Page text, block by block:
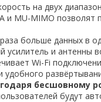
на двух
и MU-MIMO позволят
больше данных в
усилитель и антенны
Wi-Fi
удобного
бесшовному
будут